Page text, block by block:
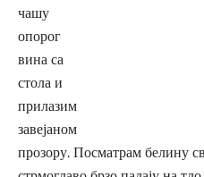
чашу
опорог
вина са
стола и
прилазим
завејаном
прозору. Посматрам белину